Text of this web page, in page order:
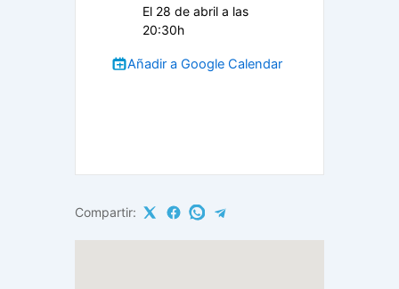
El 28 de abril a las
20:30h
Añadir a Google Calendar
Compartir: